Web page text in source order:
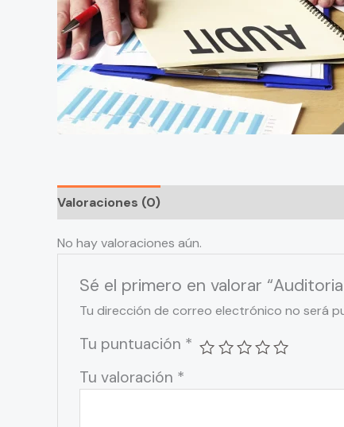
Valoraciones (0)
No hay valoraciones aún.
Sé el primero en valorar
Tu dirección de correo electrónico no será
Tu puntuación *
Tu valoración *